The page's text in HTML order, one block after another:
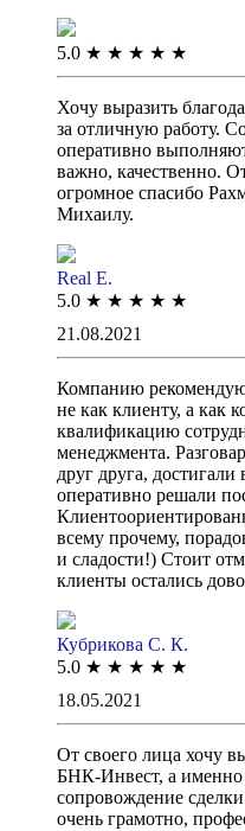
5.0 ★ ★ ★ ★ ★
Хочу выразить
за отличную работу.
оперативно
важно, качественно.
огромное спасибо
Михаилу.
Real E.
5.0 ★ ★ ★ ★ ★
21.08.2021
Компанию рекомендую
не как клиенту, а как
квалификацию
менеджмента.
друг друга, достигали
оперативно решали
всему прочему,
и сладости!) Стоит
клиенты остались
Кубрикова С. К.
5.0 ★ ★ ★ ★ ★
18.05.2021
От своего лица хочу
БНК-Инвест, а
сопровождение
очень грамотно,